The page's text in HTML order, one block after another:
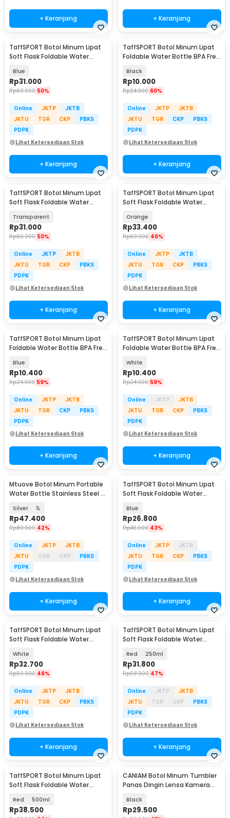
+ Keranjang + Keranjang
TaffSPORT Botol Minum Lipat
Soft Flask Foldable Water
Blue
Rp31.000
Rp60.900 50%
Online JKTP
JKTB
JKTU
TGR CKP
PBKS
PDPK
Lihat Ketersediaan Stok
+ Keranjang
TaffSPORT Botol Minum Lipat
Foldable Water Bottle BPA Free
Black
Rp10.000
Rp24.900 60%
Online JKTP
JKTB
JKTU
TGR CKP
PBKS
PDPK
Lihat Ketersediaan Stok
+ Keranjang
TaffSPORT Botol Minum Lipat
Soft Flask Foldable Water
Transparent
Rp31.000
Rp60.900 50%
Online JKTP
JKTB
JKTU
TGR CKP
PBKS
PDPK
Lihat Ketersediaan Stok
+ Keranjang
TaffSPORT Botol Minum Lipat
Soft Flask Foldable Water
Orange
Rp33.400
Rp60.900 46%
Online JKTP
JKTB
JKTU
TGR CKP
PBKS
PDPK
Lihat Ketersediaan Stok
+ Keranjang
TaffSPORT Botol Minum Lipat
Foldable Water Bottle BPA Free
Blue
Rp10.400
Rp24.900 59%
Online JKTP
JKTB
JKTU
TGR CKP
PBKS
PDPK
Lihat Ketersediaan Stok
+ Keranjang
TaffSPORT Botol Minum Lipat
Foldable Water Bottle BPA Free
White
Rp10.400
Rp24.900 59%
Online JKTP
JKTB
JKTU
TGR CKP
PBKS
PDPK
Lihat Ketersediaan Stok
+ Keranjang
Mtuove Botol Minum Portable
Water Bottle Stainless Steel -
Silver 1L
Rp47.400
Rp80.900 42%
Online JKTP
JKTB
JKTU
TGR CKP
PBKS
PDPK
Lihat Ketersediaan Stok
+ Keranjang
TaffSPORT Botol Minum Lipat
Soft Flask Foldable Water
Blue
Rp26.800
Rp46.900 43%
Online JKTP
JKTB
JKTU
TGR CKP
PBKS
PDPK
Lihat Ketersediaan Stok
+ Keranjang
TaffSPORT Botol Minum Lipat
Soft Flask Foldable Water
White
Rp32.700
Rp59.900 46%
Online JKTP
JKTB
JKTU
TGR CKP
PBKS
PDPK
Lihat Ketersediaan Stok
+ Keranjang
TaffSPORT Botol Minum Lipat
Soft Flask Foldable Water
Red 250ml
Rp31.800
Rp58.900 47%
Online JKTP
JKTB
JKTU
TGR CKP
PBKS
PDPK
Lihat Ketersediaan Stok
+ Keranjang
TaffSPORT Botol Minum Lipat
Soft Flask Foldable Water
Red 500ml
Rp38.500
CANIAM Botol Minum Tumbler
Panas Dingin Lensa Kamera
Black
Rp29.500